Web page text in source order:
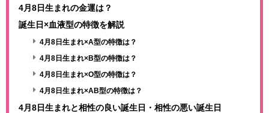
4月8日生まれの金運は？
誕生日×血液型の特徴を解説
4月8日生まれ×A型の特徴は？
4月8日生まれ×B型の特徴は？
4月8日生まれ×O型の特徴は？
4月8日生まれ×AB型の特徴は？
4月8日生まれと相性の良い誕生日・相性の悪い誕生日